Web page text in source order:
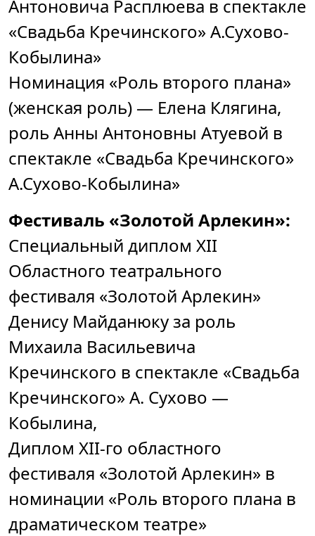
Антоновича Расплюева в спектакле
«Свадьба Кречинского» А.Сухово-
Кобылина»
Номинация «Роль второго плана»
(женская роль) — Елена Клягина,
роль Анны Антоновны Атуевой в
спектакле «Свадьба Кречинского»
А.Сухово-Кобылина»
Фестиваль «Золотой Арлекин»:
Специальный диплом XII
Областного театрального
фестиваля «Золотой Арлекин»
Денису Майданюку за роль
Михаила Васильевича
Кречинского в спектакле «Свадьба
Кречинского» А. Сухово —
Кобылина,
Диплом XII-го областного
фестиваля «Золотой Арлекин» в
номинации «Роль второго плана в
драматическом театре»